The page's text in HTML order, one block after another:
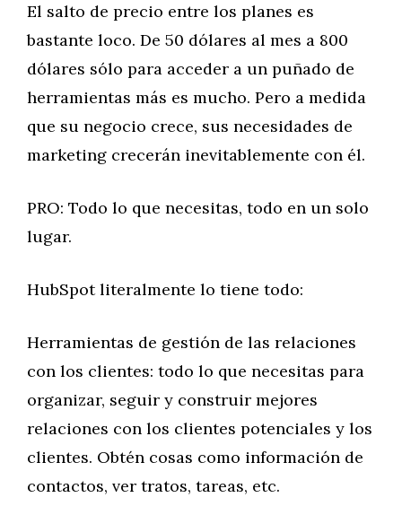
El salto de precio entre los planes es
bastante loco. De 50 dólares al mes a 800
dólares sólo para acceder a un puñado de
herramientas más es mucho. Pero a medida
que su negocio crece, sus necesidades de
marketing crecerán inevitablemente con él.
PRO: Todo lo que necesitas, todo en un solo
lugar.
HubSpot literalmente lo tiene todo:
Herramientas de gestión de las relaciones
con los clientes: todo lo que necesitas para
organizar, seguir y construir mejores
relaciones con los clientes potenciales y los
clientes. Obtén cosas como información de
contactos, ver tratos, tareas, etc.